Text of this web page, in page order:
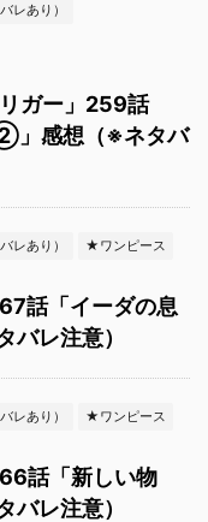
レあり）
ガー」259話
」感想（※ネタバ
レあり） ★ワンピース
話「イーダの息
バレ注意）
レあり） ★ワンピース
話「新しい物
バレ注意）